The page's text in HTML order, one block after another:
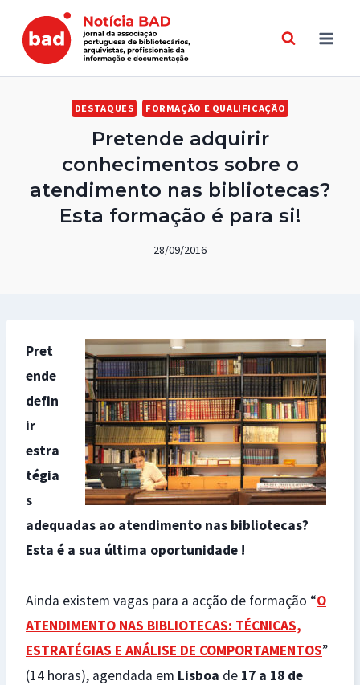
content
DESTAQUES FORMAÇÃO E QUALIFICAÇÃO
Pretende adquirir
conhecimentos sobre o
atendimento nas bibliotecas?
Esta formação é para si!
28/09/2016
Pret
ende
defin
ir
estra
tégia
s
adequadas ao atendimento nas bibliotecas?
Esta é a sua última oportunidade !
Ainda existem vagas para a acção de formação “O
ATENDIMENTO NAS BIBLIOTECAS: TÉCNICAS,
ESTRATÉGIAS E ANÁLISE DE COMPORTAMENTOS”
(14 horas), agendada em Lisboa de 17 a 18 de